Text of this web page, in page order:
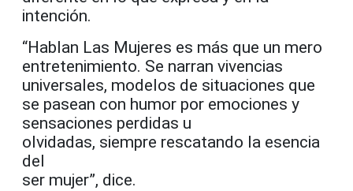
intención.
“Hablan Las Mujeres es más que un mero
entretenimiento. Se narran vivencias
universales, modelos de situaciones que
se pasean con humor por emociones y
sensaciones perdidas u
olvidadas, siempre rescatando la esencia
del
ser mujer”, dice.